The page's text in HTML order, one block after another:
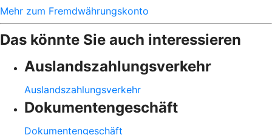
Mehr zum Fremdwährungskonto
Das könnte Sie auch interessieren
Auslandszahlungsverkehr
Auslandszahlungsverkehr
Dokumentengeschäft
Dokumentengeschäft